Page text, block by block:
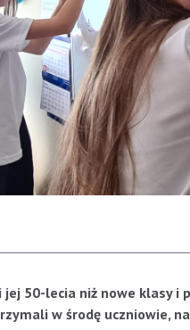
50-lecia niż nowe klasy
w środę uczniowie,